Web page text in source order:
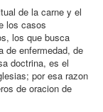
de la carne y el
los casos
los que busca
de enfermedad, de
doctrina, es el
por esa razon
de oracion de